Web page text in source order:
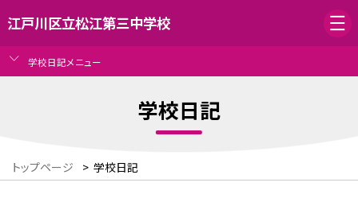
江戸川区立松江第三中学校
学校日記メニュー
学校日記
トップページ > 学校日記